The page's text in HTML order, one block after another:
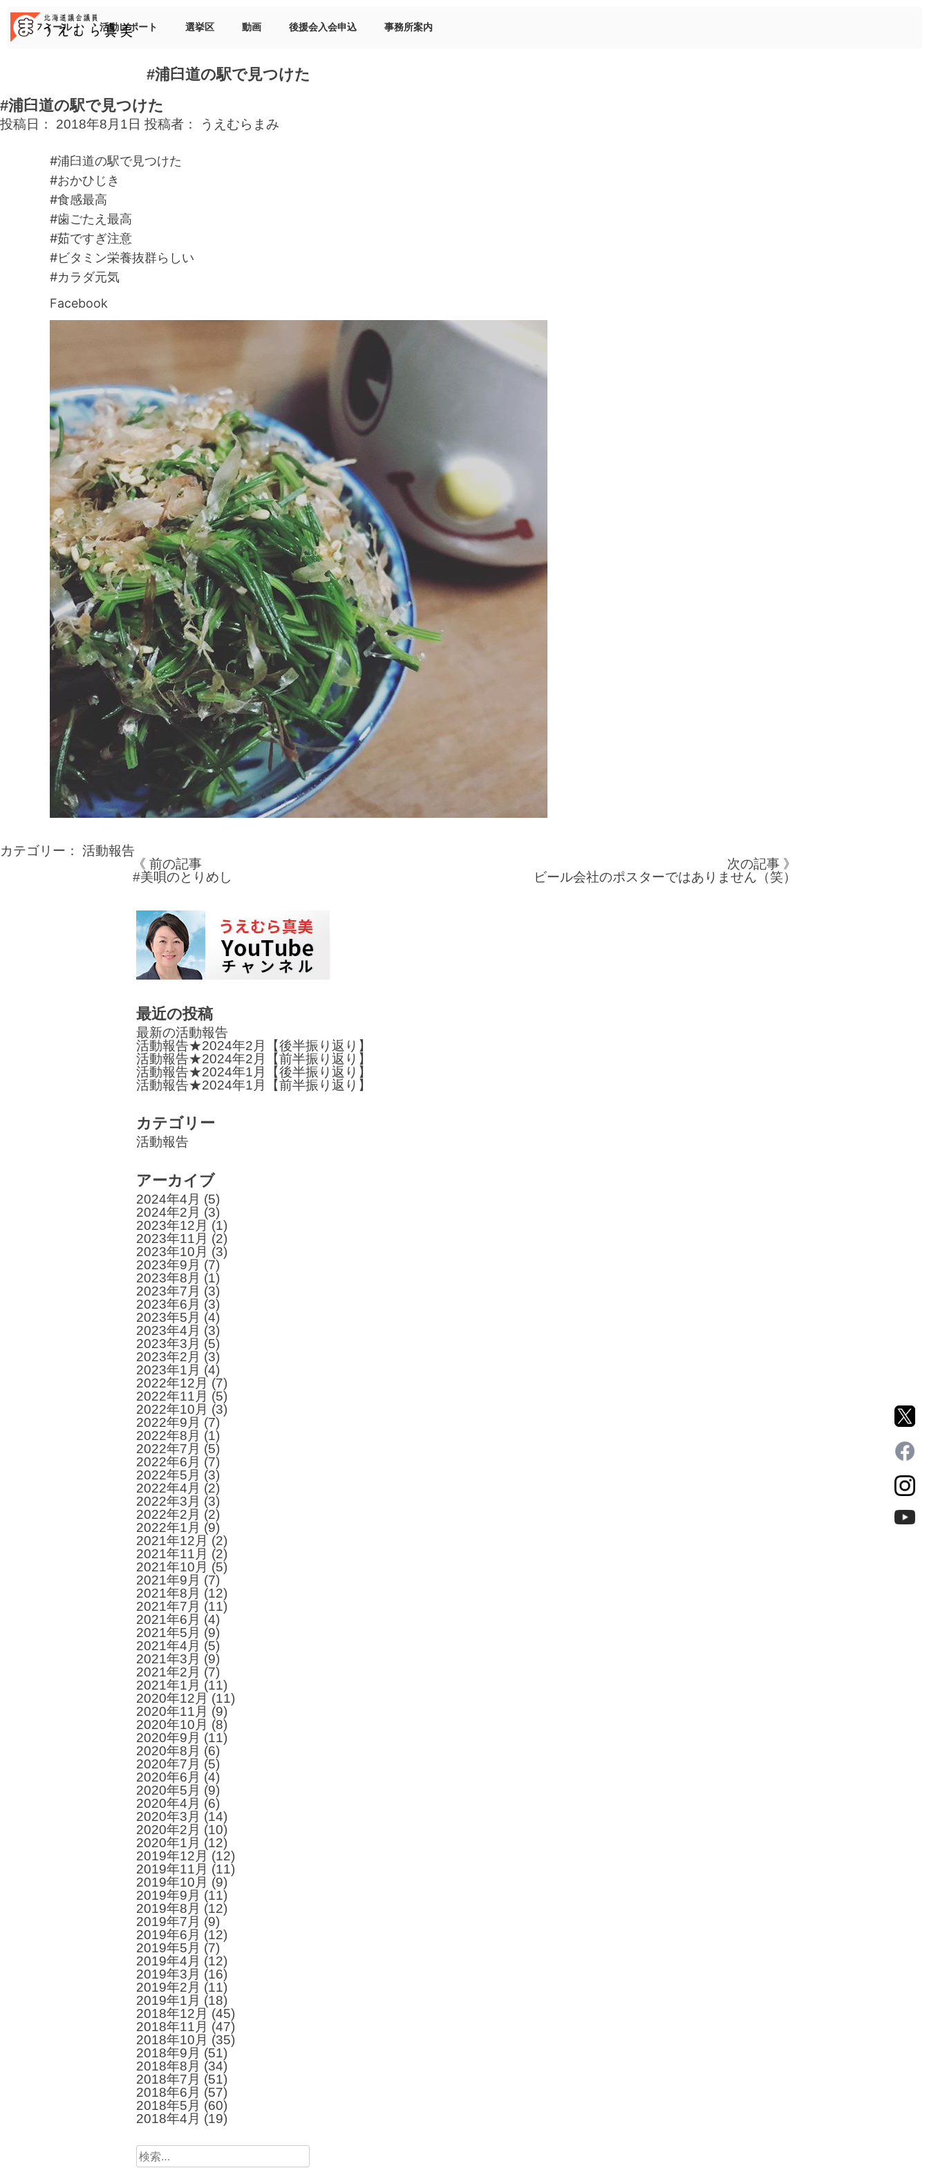
content
プロフィール 活動レポート 選挙区 動画 後援会入会申込 事務所案内
#浦臼道の駅で見つけた
#浦臼道の駅で見つけた
投稿日： 2018年8月1日 投稿者： うえむらまみ
#浦臼道の駅で見つけた
#おかひじき
#食感最高
#歯ごたえ最高
#茹ですぎ注意
#ビタミン栄養抜群らしい
#カラダ元気
Facebook
カテゴリー： 活動報告
投
ナ
ビ
ゲ
シ
ョ
ン
《 前の記事
#美唄のとりめし
次の記事 》
ビール会社のポスターではありません（笑）
最近の投稿
最新の活動報告
活動報告★2024年2月【後半振り返り】
活動報告★2024年2月【前半振り返り】
活動報告★2024年1月【後半振り返り】
活動報告★2024年1月【前半振り返り】
カテゴリー
活動報告
アーカイブ
2024年4月 (5)
2024年2月 (3)
2023年12月 (1)
2023年11月 (2)
2023年10月 (3)
2023年9月 (7)
2023年8月 (1)
2023年7月 (3)
2023年6月 (3)
2023年5月 (4)
2023年4月 (3)
2023年3月 (5)
2023年2月 (3)
2023年1月 (4)
2022年12月 (7)
2022年11月 (5)
2022年10月 (3)
2022年9月 (7)
2022年8月 (1)
2022年7月 (5)
2022年6月 (7)
2022年5月 (3)
2022年4月 (2)
2022年3月 (3)
2022年2月 (2)
2022年1月 (9)
2021年12月 (2)
2021年11月 (2)
2021年10月 (5)
2021年9月 (7)
2021年8月 (12)
2021年7月 (11)
2021年6月 (4)
2021年5月 (9)
2021年4月 (5)
2021年3月 (9)
2021年2月 (7)
2021年1月 (11)
2020年12月 (11)
2020年11月 (9)
2020年10月 (8)
2020年9月 (11)
2020年8月 (6)
2020年7月 (5)
2020年6月 (4)
2020年5月 (9)
2020年4月 (6)
2020年3月 (14)
2020年2月 (10)
2020年1月 (12)
2019年12月 (12)
2019年11月 (11)
2019年10月 (9)
2019年9月 (11)
2019年8月 (12)
2019年7月 (9)
2019年6月 (12)
2019年5月 (7)
2019年4月 (12)
2019年3月 (16)
2019年2月 (11)
2019年1月 (18)
2018年12月 (45)
2018年11月 (47)
2018年10月 (35)
2018年9月 (51)
2018年8月 (34)
2018年7月 (51)
2018年6月 (57)
2018年5月 (60)
2018年4月 (19)
検
索: